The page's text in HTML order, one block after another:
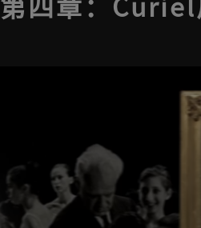
第四章：Curiel